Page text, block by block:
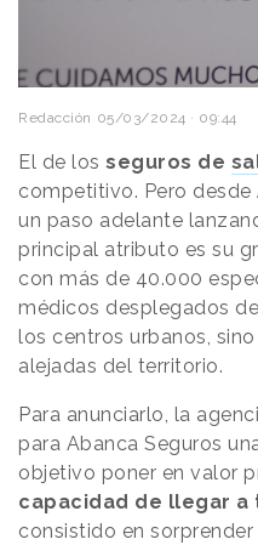
Redacción 05/03/2024 · 09:44
El de los seguros de
competitivo. Pero desde
un paso adelante
principal atributo es su
con más de 40.000
médicos desplegados
los centros urbanos,
alejadas del territorio.
Para anunciarlo, la
para Abanca Seguros
objetivo poner en valor
capacidad de llegar a
consistido en